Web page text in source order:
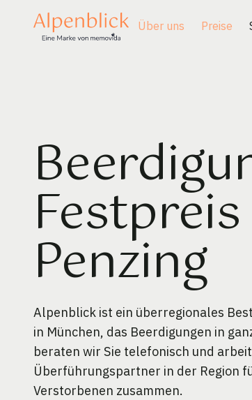
Über uns Preise
Penzing
Alpenblick ist ein überregionales
in München, das Beerdigungen in
beraten wir Sie telefonisch und
Überführungspartner in der Region
Verstorbenen zusammen.